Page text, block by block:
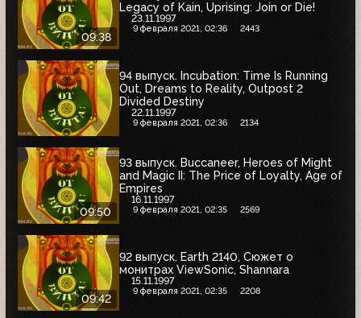
09:38
Legacy of Kain, Uprising: Join or Die!
23.11.1997
9 февраля 2021, 02:36 2443
94 выпуск. Incubation: Time Is Running
Out, Dreams to Reality, Outpost 2
Divided Destiny
22.11.1997
9 февраля 2021, 02:36 2134
09:50
93 выпуск. Buccaneer, Heroes of Might
and Magic II: The Price of Loyalty, Age of
Empires
16.11.1997
9 февраля 2021, 02:35 2569
09:42
92 выпуск. Earth 2140, Сюжет о
монитрах ViewSonic, Shannara
15.11.1997
9 февраля 2021, 02:35 2208